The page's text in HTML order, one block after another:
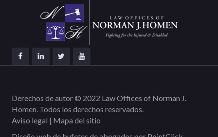
Derechos de autor © 2022 Law Offices of Norman J.
Homen. Todos los derechos reservados.
Aviso legal | Mapa del sitio